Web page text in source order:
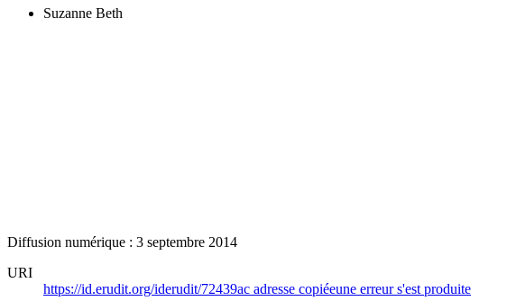
Suzanne Beth
Diffusion numérique : 3 septembre 2014
URI
https://id.erudit.org/iderudit/72439ac adresse copiéeune erreur s'est produite